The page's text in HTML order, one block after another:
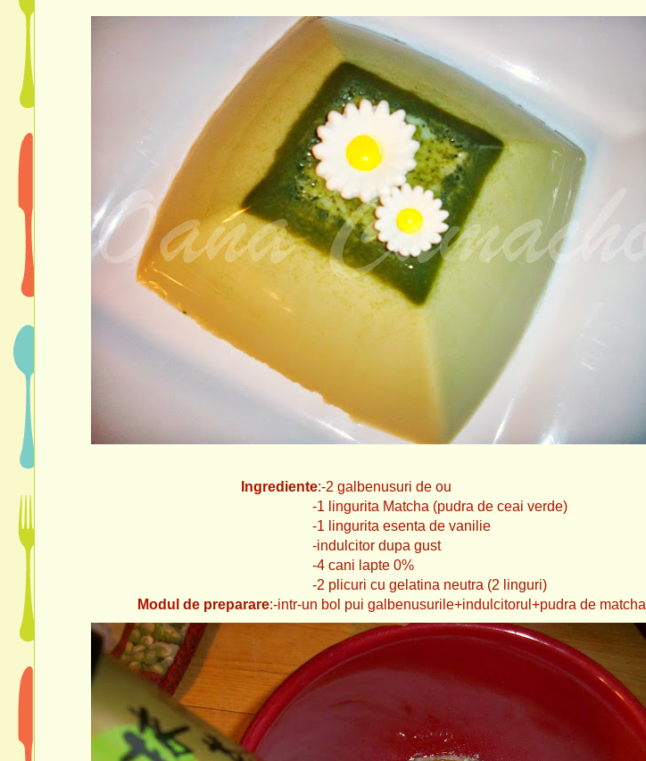
Ingrediente:-2 galbenusuri de ou
-1 lingurita Matcha (pudra de ceai verde)
-1 lingurita esenta de vanilie
-indulcitor dupa gust
-4 cani lapte 0%
-2 plicuri cu gelatina neutra (2 linguri)
Modul de preparare:-intr-un bol pui galbenusurile+indulcitorul+pudra de matcha